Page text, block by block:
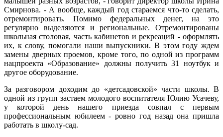
Смирнова. - А вообще, каждый год стараемся что-то сделать,
отремонтировать. Помимо федеральных денег, на это
регулярно выделяются и региональные. Отремонтированы
школьная столовая, часть кабинетов и рекреаций - оформлять
их, к слову, помогали наши выпускники. В этом году ждем
замены дверных проемов, кроме того, по одной из программ
нацпроекта «Образование» должны получить 31 ноутбук и
другое оборудование.
За разговором доходим до «детсадовской» части школы. В
одной из групп застаем молодого воспитателя Юлию Усачеву,
у которой день нашего приезда совпал с первым
профессиональным юбилеем - ровно год назад она пришла
работать в школу-сад.